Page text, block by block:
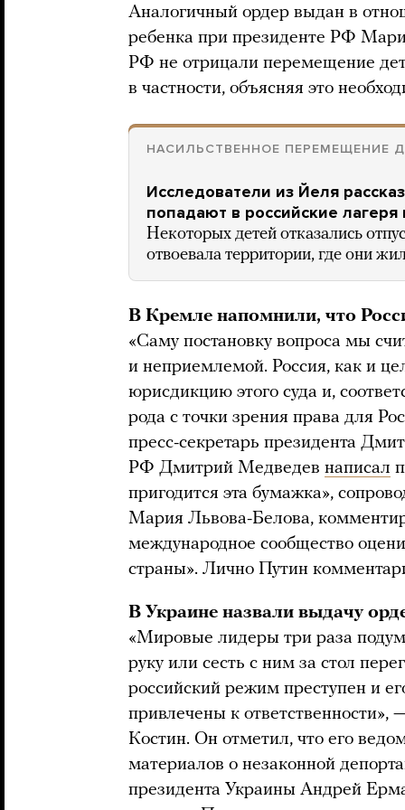
Аналогичный ордер выдан в
ребенка при президенте РФ
РФ не отрицали перемещение
в частности, объясняя это
НАСИЛЬСТВЕННОЕ ПЕРЕМЕЩЕНИЕ
Исследователи из Йеля
попадают в российские
Некоторых детей отказались
отвоевала территории, где они
В Кремле напомнили, что
«Саму постановку вопроса мы
и неприемлемой. Россия, как и
юрисдикцию этого суда и,
рода с точки зрения права для
пресс-секретарь президента
РФ Дмитрий Медведев написал
пригодится эта бумажка»,
Мария Львова-Белова,
международное сообщество
страны». Лично Путин
В Украине назвали выдачу
«Мировые лидеры три раза
руку или сесть с ним за стол
российский режим преступен и
привлечены к ответственности»,
Костин. Он отметил, что его
материалов о незаконной
президента Украины Андрей